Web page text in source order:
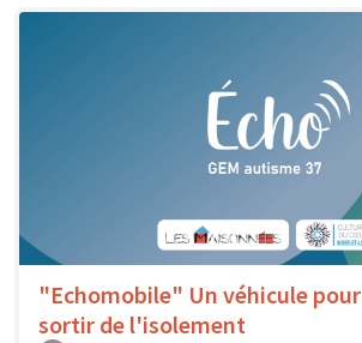
"Echomobile" Un véhicule pour
sortir de l'isolement